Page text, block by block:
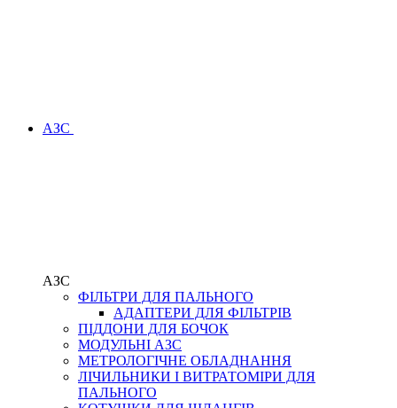
АЗС
АЗС
ФІЛЬТРИ ДЛЯ ПАЛЬНОГО
АДАПТЕРИ ДЛЯ ФІЛЬТРІВ
ПІДДОНИ ДЛЯ БОЧОК
МОДУЛЬНІ АЗС
МЕТРОЛОГІЧНЕ ОБЛАДНАННЯ
ЛІЧИЛЬНИКИ І ВИТРАТОМІРИ ДЛЯ
ПАЛЬНОГО